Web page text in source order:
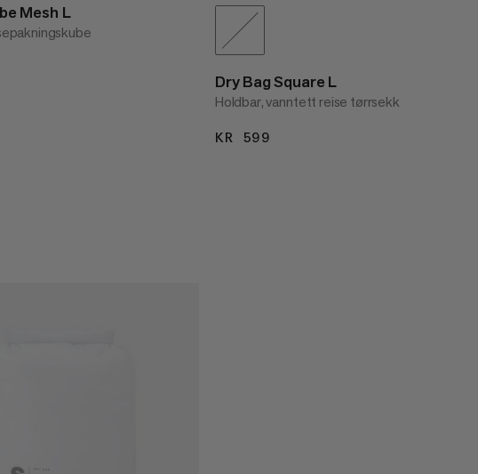
Mesh L
Dry Bag Square L
Holdbar, vanntett reise tørrsekk
KR 599